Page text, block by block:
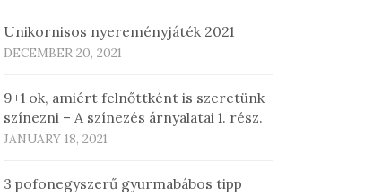
Unikornisos nyereményjáték 2021
DECEMBER 20, 2021
9+1 ok, amiért felnőttként is szeretünk
színezni – A színezés árnyalatai 1. rész.
JANUARY 18, 2021
3 pofonegyszerű gyurmabábos tipp